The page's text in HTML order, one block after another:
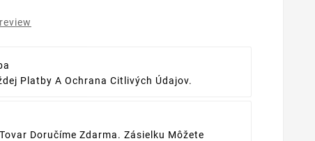
Platby A Ochrana Citlivých Údajov.
Doručíme Zdarma. Zásielku Môžete